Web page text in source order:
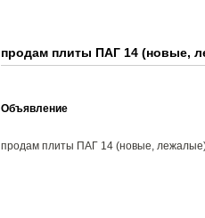
продам плиты ПАГ 14 (новые,
Объявление
продам плиты ПАГ 14 (новые,